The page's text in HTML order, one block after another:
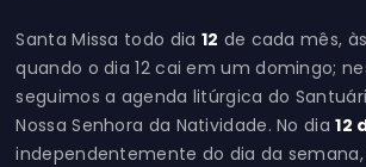
Santa Missa todo dia 12 de cada mês,
quando o dia 12 cai em um domingo;
seguimos a agenda litúrgica do
Nossa Senhora da Natividade. No dia12
independentemente do dia da